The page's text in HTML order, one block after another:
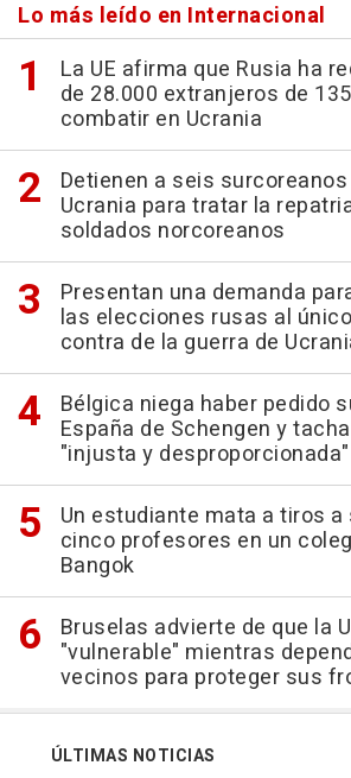
Lo más leído en Internacional
La UE afirma que Rusia ha
de 28.000 extranjeros de
combatir en Ucrania
Detienen a seis
Ucrania para tratar la
soldados norcoreanos
Presentan una demanda
las elecciones rusas al
contra de la guerra de
Bélgica niega haber pedido
España de Schengen y
"injusta y desproporcionada"
Un estudiante mata a tiros
cinco profesores en un
Bangok
Bruselas advierte de que la
"vulnerable" mientras
vecinos para proteger sus
ÚLTIMAS NOTICIAS